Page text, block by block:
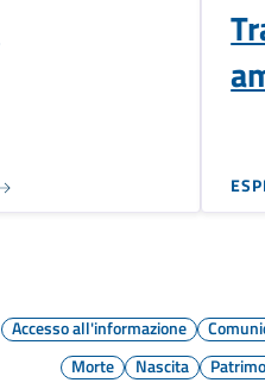
Accesso all'informazione
Morte
Nascita